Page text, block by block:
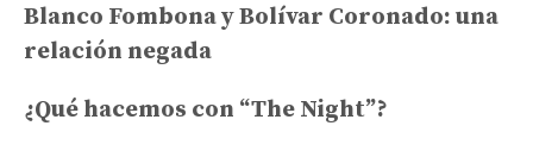
Blanco Fombona y Bolívar Coronado: una
relación negada
¿Qué hacemos con “The Night”?